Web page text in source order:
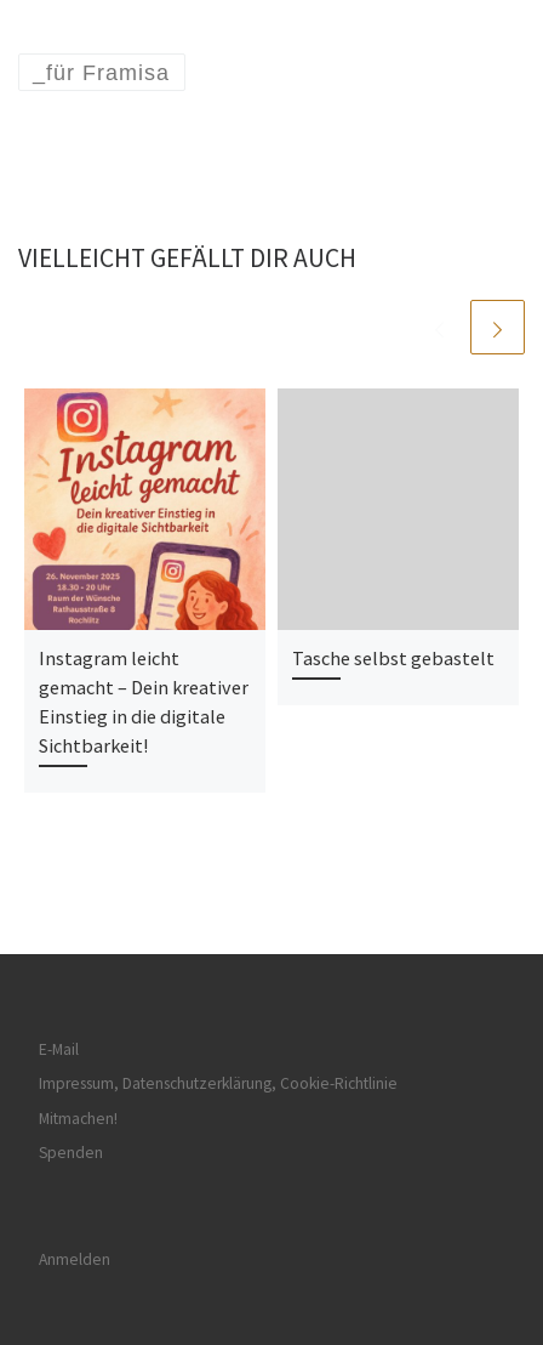
_für Framisa
VIELLEICHT GEFÄLLT DIR AUCH
Instagram leicht
gemacht – Dein kreativer
Einstieg in die digitale
Sichtbarkeit!
Tasche selbst gebastelt
E-Mail
Impressum, Datenschutzerklärung, Cookie-Richtlinie
Mitmachen!
Spenden
Anmelden